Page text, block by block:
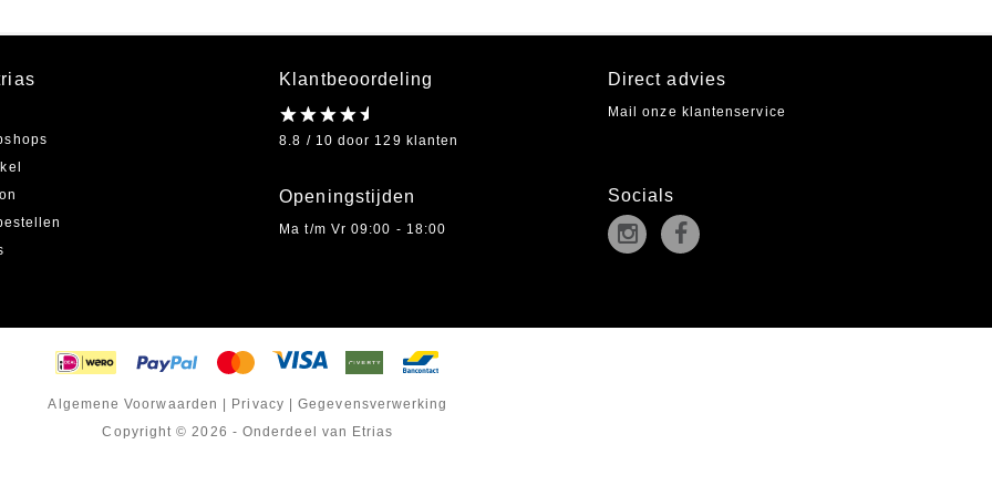
Klantbeoordeling
8.8 / 10 door 129 klanten
Openingstijden
Ma t/m Vr 09:00 - 18:00
Direct advies
Mail onze klantenservice
Socials
Algemene Voorwaarden Privacy |Gegevensverwerking
Copyright © 2026 - Onderdeel van Etrias